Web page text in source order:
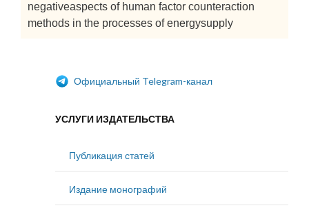
negativeaspects of human factor counteraction
methods in the processes of energysupply
Официальный Telegram-канал
УСЛУГИ ИЗДАТЕЛЬСТВА
Публикация статей
Издание монографий